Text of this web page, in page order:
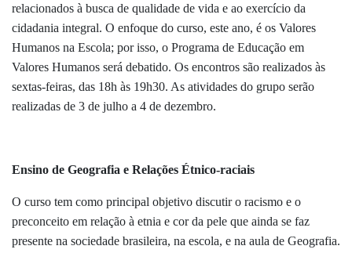
relacionados à busca de qualidade de vida e ao exercício da
cidadania integral. O enfoque do curso, este ano, é os Valores
Humanos na Escola; por isso, o Programa de Educação em
Valores Humanos será debatido. Os encontros são realizados às
sextas-feiras, das 18h às 19h30. As atividades do grupo serão
realizadas de 3 de julho a 4 de dezembro.
Ensino de Geografia e Relações Étnico-raciais
O curso tem como principal objetivo discutir o racismo e o
preconceito em relação à etnia e cor da pele que ainda se faz
presente na sociedade brasileira, na escola, e na aula de Geografia.